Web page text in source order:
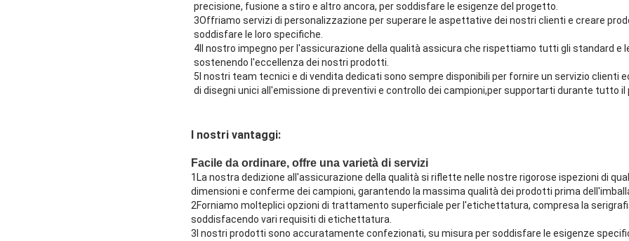
precisione, fusione a stiro e altro ancora, per soddisfare le esigenze del progetto.
3Offriamo servizi di personalizzazione per superare le aspettative dei nostri clienti e creare
soddisfare le loro specifiche.
4Il nostro impegno per l'assicurazione della qualità assicura che rispettiamo tutti gli standard e
sostenendo l'eccellenza dei nostri prodotti.
5I nostri team tecnici e di vendita dedicati sono sempre disponibili per fornire un servizio clienti
di disegni unici all'emissione di preventivi e controllo dei campioni,per supportarti durante tutto il
I nostri vantaggi:
Facile da ordinare, offre una varietà di servizi
1La nostra dedizione all'assicurazione della qualità si riflette nelle nostre rigorose ispezioni di
dimensioni e conferme dei campioni, garantendo la massima qualità dei prodotti prima
2Forniamo molteplici opzioni di trattamento superficiale per l'etichettatura, compresa la
soddisfacendo vari requisiti di etichettatura.
3I nostri prodotti sono accuratamente confezionati, su misura per soddisfare le esigenze